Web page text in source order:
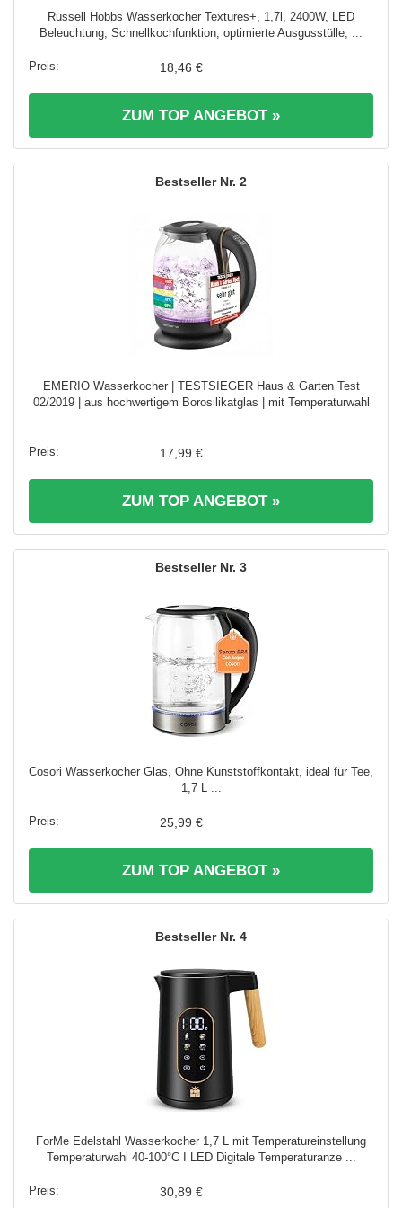
Russell Hobbs Wasserkocher Textures+, 1,7l, 2400W, LED
Beleuchtung, Schnellkochfunktion, optimierte Ausgusstülle, ...
18,46 €
ZUM TOP ANGEBOT »
2
EMERIO Wasserkocher | TESTSIEGER Haus & Garten Test
02/2019 | aus hochwertigem Borosilikatglas | mit Temperaturwahl
17,99 €
ZUM TOP ANGEBOT »
3
Cosori Wasserkocher Glas, Ohne Kunststoffkontakt, ideal für Tee,
1,7 L ...
25,99 €
ZUM TOP ANGEBOT »
4
ForMe Edelstahl Wasserkocher 1,7 L mit Temperatureinstellung
Temperaturwahl 40-100°C I LED Digitale Temperaturanze ...
30,89 €